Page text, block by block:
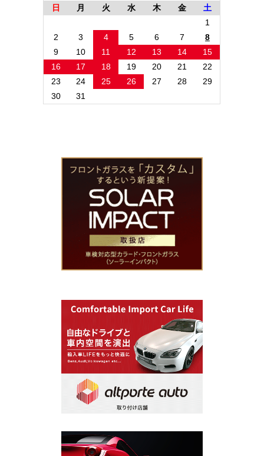
日
月 火 水 木 金
土
1
2
3 4 5 6 7
8
9
10 11 12 13 14
15
16
17 18 19 20 21
22
23
24 25 26 27 28
29
30
31